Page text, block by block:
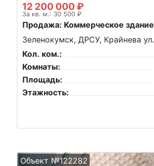
12 200 000 ₽
За кв. м.: 30 500 ₽
Продажа: Коммерческое здание
Зеленокумск, ДРСУ, Крайнева ул.
Кол. ком.:
Комнаты:
Площадь:
Этажность:
Объект №122282